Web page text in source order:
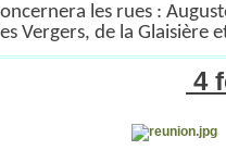
les rues :
Vergers, de la Glaisière
4